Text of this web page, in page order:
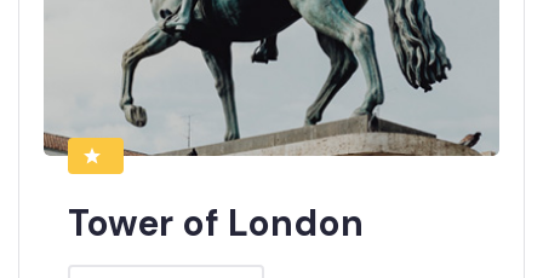
Tower of London